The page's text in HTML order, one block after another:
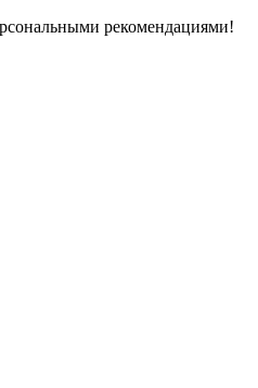
рекомендациями!